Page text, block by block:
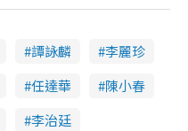
譚詠麟
李麗珍
任達華
陳小春
李治廷